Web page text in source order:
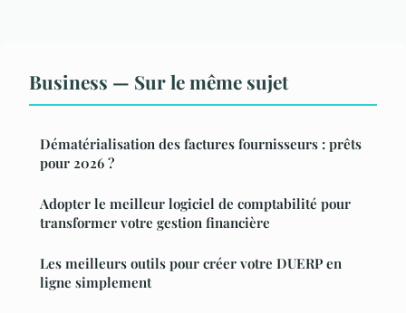
Business — Sur le même sujet
Dématérialisation des factures fournisseurs : prêts
pour 2026 ?
Adopter le meilleur logiciel de comptabilité pour
transformer votre gestion financière
Les meilleurs outils pour créer votre DUERP en
ligne simplement